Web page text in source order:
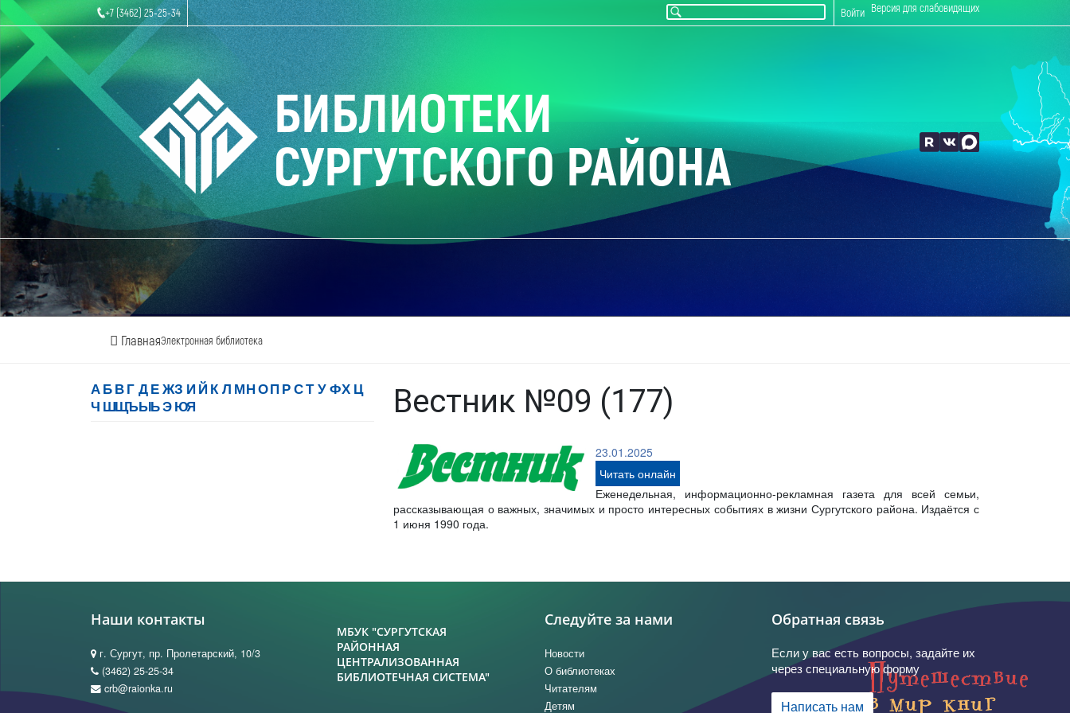
+7 (3462) 25-25-34 Версия для слабовидящих
Войти
БИБЛИОТЕКИ
СУРГУТСКОГО РАЙОНА
ГлавнаяЭлектронная библиотека
АБВГ ДЕЖЗ И Й К Л МНОП РСТ УФХ Ц
Ч ШЩЪЫЬЭЮЯ Вестник №09 (177)
23.01.2025
Читать онлайн
Еженедельная, информационно-рекламная газета для всей семьи,
рассказывающая о важных, значимых и просто интересных событиях в жизни Сургутского района. Издаётся с
1 июня 1990 года.
Наши контакты
г. Сургут, пр. Пролетарский, 10/3
(3462) 25-25-34
crb@raionka.ru
МБУК "СУРГУТСКАЯ
РАЙОННАЯ
ЦЕНТРАЛИЗОВАННАЯ
БИБЛИОТЕЧНАЯ СИСТЕМА"
Следуйте за нами
Новости
О библиотеках
Читателям
Детям
Обратная связь
Если у вас есть вопросы, задайте их
через специальную форму
Написать нам